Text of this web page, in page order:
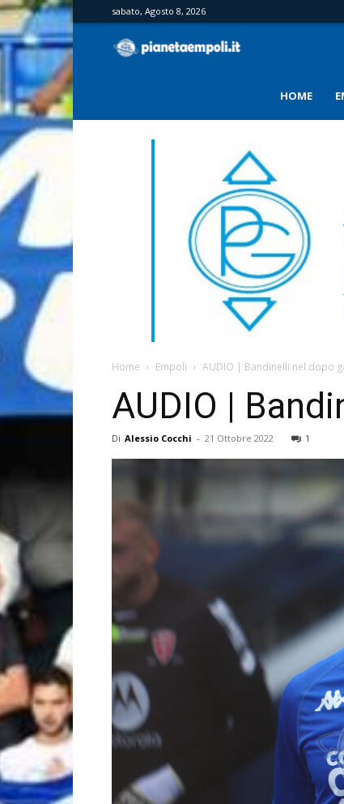
sabato, Agosto 8, 2026
HOME
Home Empoli AUDIO | Bandinelli nel dopo
AUDIO |
Di Alessio Cocchi - 21 Ottobre 2022 1